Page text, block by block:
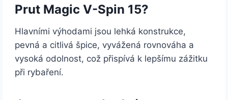
Prut Magic V-Spin 15?
Hlavními výhodami jsou lehká konstrukce,
pevná a citlivá špice, vyvážená rovnováha a
vysoká odolnost, což přispívá k lepšímu zážitku
při rybaření.